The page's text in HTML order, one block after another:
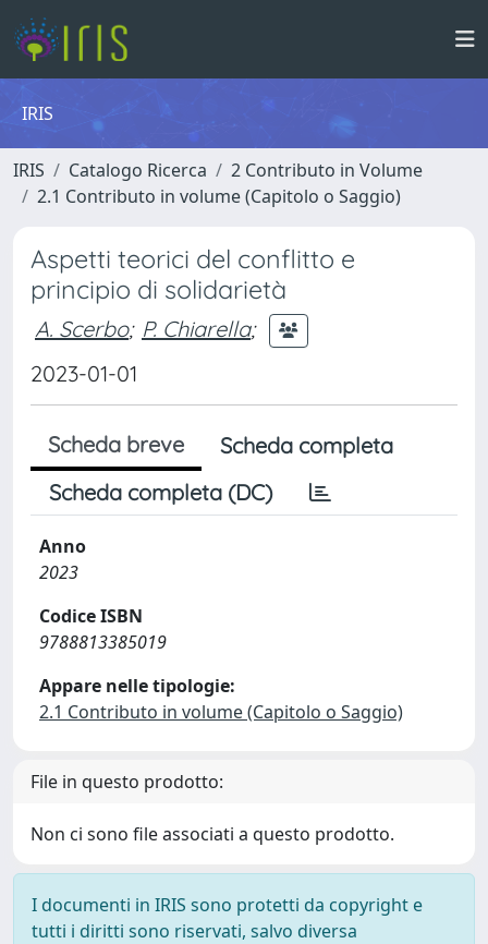
IRIS
IRIS Catalogo Ricerca
2 Contributo in Volume
2.1 Contributo in volume (Capitolo o Saggio)
Aspetti teorici del conflitto e
principio di solidarietà
A. Scerbo; P. Chiarella;
2023-01-01
Scheda breve
Scheda completa
Scheda completa (DC)
Anno
2023
Codice ISBN
9788813385019
Appare nelle tipologie:
2.1 Contributo in volume (Capitolo o Saggio)
File in questo prodotto:
Non ci sono file associati a questo prodotto.
I documenti in IRIS sono protetti da copyright e
tutti i diritti sono riservati, salvo diversa